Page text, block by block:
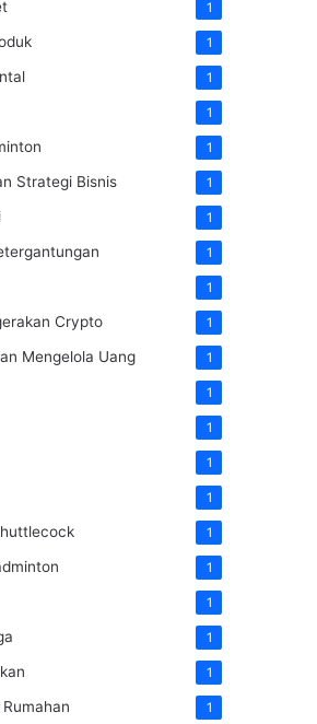
1
1
1
1
1
Strategi Bisnis 1
1
1
1
Crypto 1
Mengelola Uang 1
1
1
1
1
1
1
1
1
1
1